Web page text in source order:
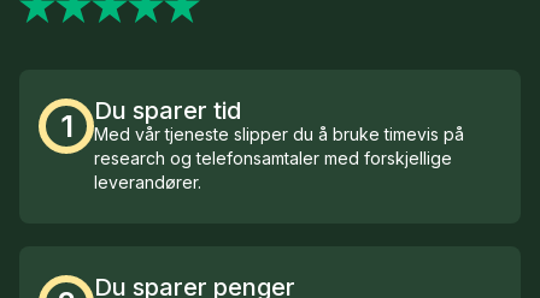
1 Du sparer tid
Med vår tjeneste slipper du å bruke timevis på
research og telefonsamtaler med forskjellige
leverandører.
Du sparer penger